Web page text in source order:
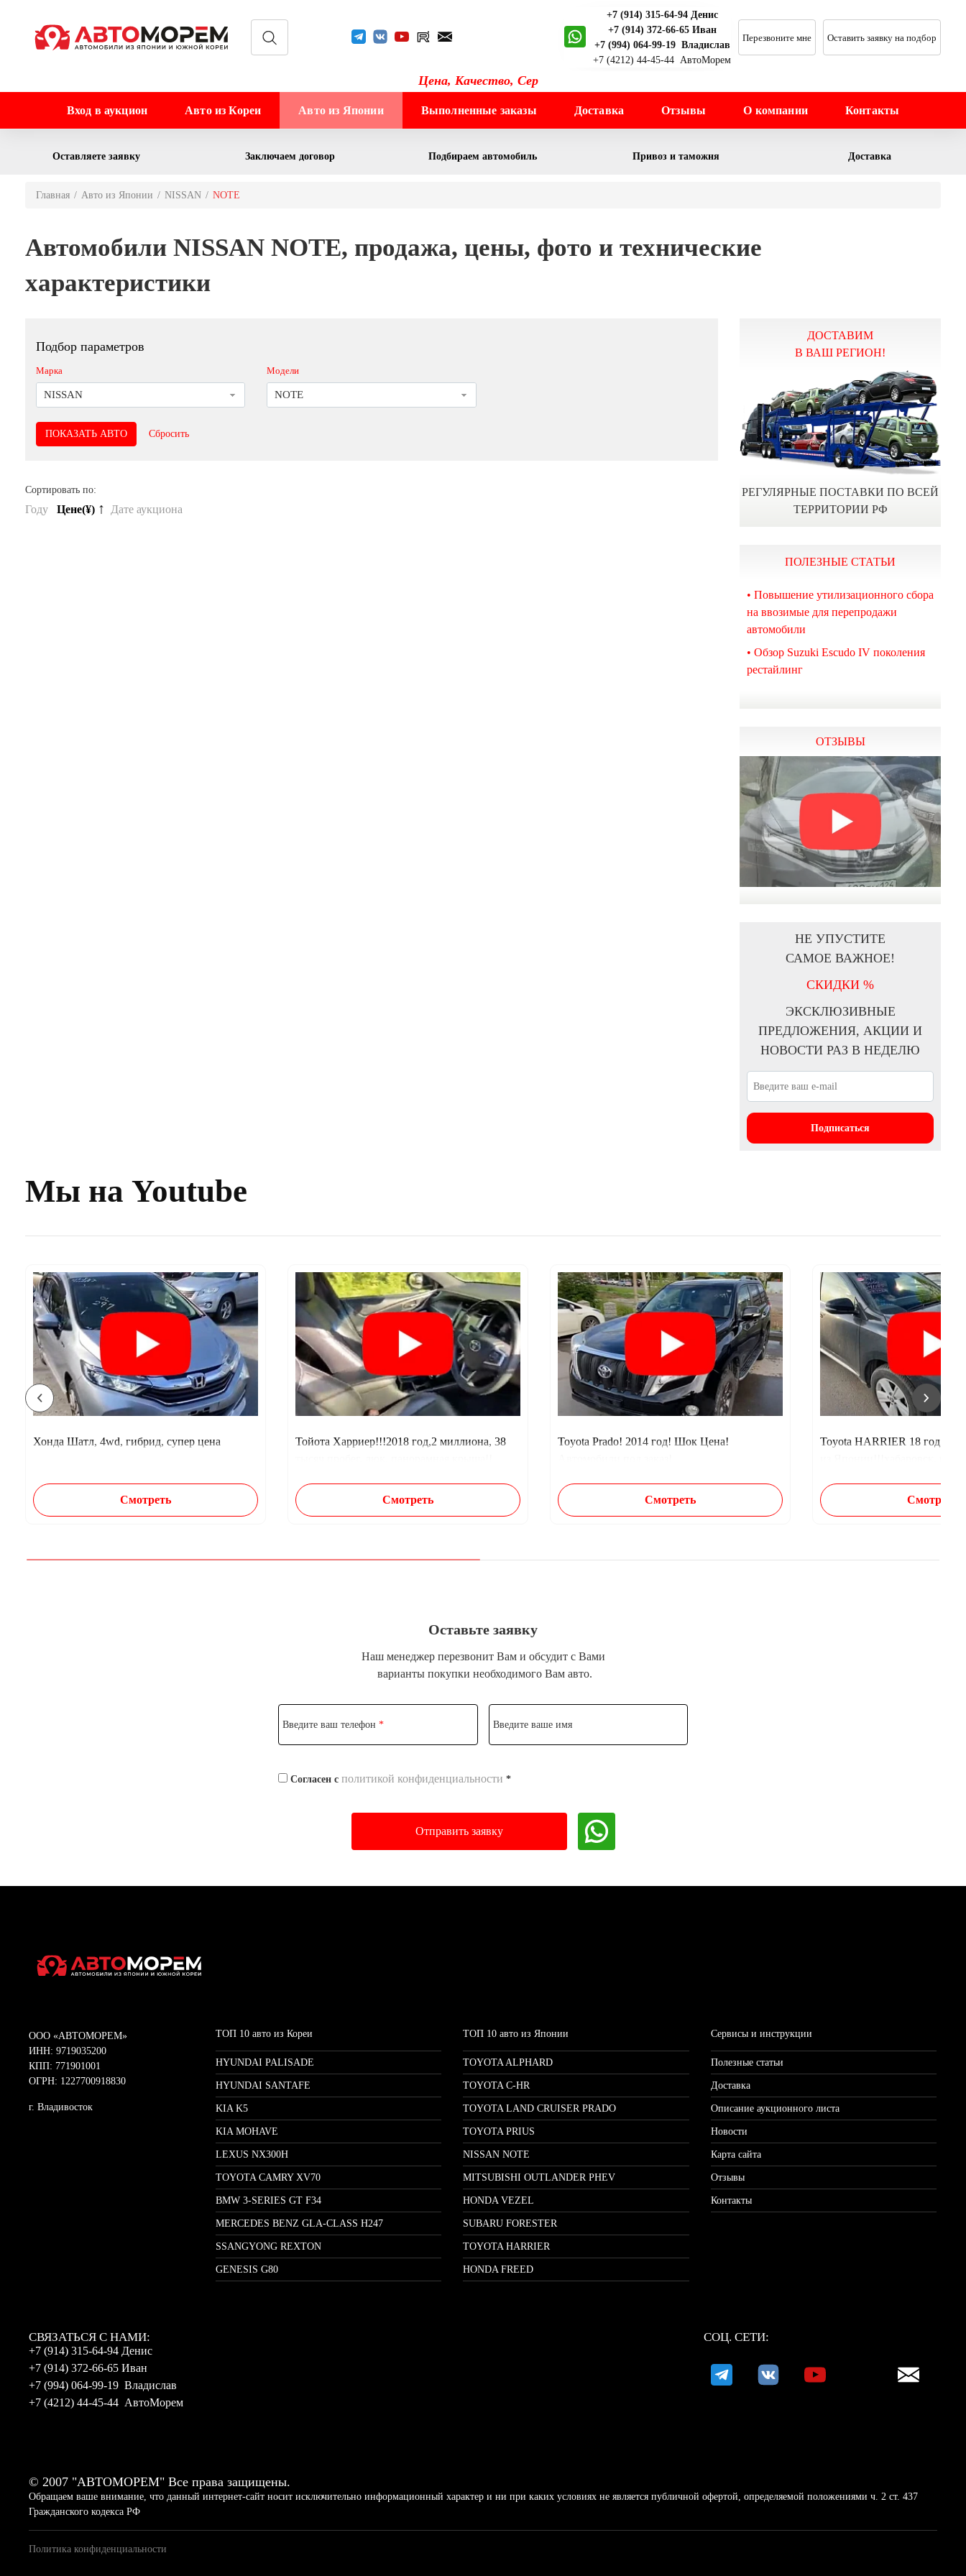
Цена, Качест
+7 (914) 315-64-94 Денис
+7 (914) 372-66-65 Иван
+7 (994) 064-99-19 Владислав
+7 (4212) 44-45-44 АвтоМорем
Перезвоните мне Оставить заявку на подбор
Вход в аукцион Авто из Кореи Авто из Японии Выполненные заказы Доставка Отзывы О компании Контакты
Оставляете заявку Заключаем договор Подбираем автомобиль Привоз и таможня Доставка
Главная Авто из Японии NISSAN NOTE
Автомобили NISSAN NOTE, продажа, цены, фото и технические
характеристики
ДОСТАВИМ
В ВАШ РЕГИОН!
РЕГУЛЯРНЫЕ ПОСТАВКИ ПО ВСЕЙ
ТЕРРИТОРИИ РФ
ПОЛЕЗНЫЕ СТАТЬИ
• Повышение утилизационного сбора
на ввозимые для перепродажи
автомобили
• Обзор Suzuki Escudo IV поколения
рестайлинг
ОТЗЫВЫ
Отзыв клиента HONDA 24-07-2023
НЕ УПУСТИТЕ
САМОЕ ВАЖНОЕ!
СКИДКИ %
ЭКСКЛЮЗИВНЫЕ
ПРЕДЛОЖЕНИЯ, АКЦИИ И
НОВОСТИ РАЗ В НЕДЕЛЮ
Подписаться
Подбор параметров
Марка
NISSAN
Модели
NOTE
Сбросить
Сортировать по:
Году Цене(¥) ↑ Дате аукциона
Мы на Youtube
Хонда Шатл, 4wd, гибрид, супер цена
Смотреть
Тойота Харриер!!!2018 год,2 миллиона, 38
Смотреть
Toyota Prado! 2014 год! Шок Цена!
Смотреть
Toyota HARRIER 18 год,
Смотреть
Оставьте заявку
Наш менеджер перезвонит Вам и обсудит с Вами
варианты покупки необходимого Вам авто.
Введите ваш телефон * Введите ваше имя
Согласен с политикой конфиденциальности *
ООО «АВТОМОРЕМ»
ИНН: 9719035200
КПП: 771901001
ОГРН: 1227700918830
г. Владивосток
ТОП 10 авто из Кореи
HYUNDAI PALISADE
HYUNDAI SANTAFE
KIA K5
KIA MOHAVE
LEXUS NX300H
TOYOTA CAMRY XV70
BMW 3-SERIES GT F34
MERCEDES BENZ GLA-CLASS H247
SSANGYONG REXTON
GENESIS G80
ТОП 10 авто из Японии
TOYOTA ALPHARD
TOYOTA C-HR
TOYOTA LAND CRUISER PRADO
TOYOTA PRIUS
NISSAN NOTE
MITSUBISHI OUTLANDER PHEV
HONDA VEZEL
SUBARU FORESTER
TOYOTA HARRIER
HONDA FREED
Сервисы и инструкции
Полезные статьи
Доставка
Описание аукционного листа
Новости
Карта сайта
Отзывы
Контакты
CВЯЗАТЬСЯ С НАМИ:
+7 (914) 315-64-94 Денис
+7 (914) 372-66-65 Иван
+7 (994) 064-99-19 Владислав
+7 (4212) 44-45-44 АвтоМорем
СОЦ. СЕТИ:
© 2007 "АВТОМОРЕМ" Все права защищены.
Обращаем ваше внимание, что данный интернет-сайт носит исключительно информационный характер и ни при каких условиях не является публичной офертой, определяемой положениями ч. 2 ст. 437
Гражданского кодекса РФ
Политика конфиденциальности